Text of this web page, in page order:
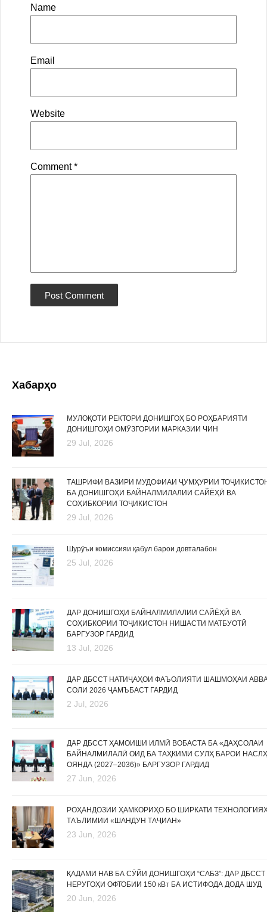
Name
Email
Website
Comment*
Хабарҳо
МУЛОҚОТИ РЕКТОРИ ДОНИШГОҲ БО РОҲБАРИЯТИ
ДОНИШГОҲИ ОМӮЗГОРИИ МАРКАЗИИ ЧИН
29 Jul, 2026
ТАШРИФИ ВАЗИРИ МУДОФИАИ ҶУМҲУРИИ
БА ДОНИШГОҲИ БАЙНАЛМИЛАЛИИ САЙЁҲӢ ВА
СОҲИБКОРИИ ТОҶИКИСТОН
29 Jul, 2026
Шурӯъи комиссияи қабул барои довталабон
25 Jul, 2026
ДАР ДОНИШГОҲИ БАЙНАЛМИЛАЛИИ САЙЁҲӢ ВА
СОҲИБКОРИИ ТОҶИКИСТОН НИШАСТИ МАТБУОТӢ
БАРГУЗОР ГАРДИД
13 Jul, 2026
ДАР ДБССТ НАТИҶАҲОИ ФАЪОЛИЯТИ ШАШМОҲАИ
СОЛИ 2026 ҶАМЪБАСТ ГАРДИД
2 Jul, 2026
ДАР ДБССТ ҲАМОИШИ ИЛМӢ ВОБАСТА БА «ДАҲСОЛАИ
БАЙНАЛМИЛАЛӢ ОИД БА ТАҲКИМИ СУЛҲ БАРОИ
ОЯНДА (2027–2036)» БАРГУЗОР ГАРДИД
27 Jun, 2026
РОҲАНДОЗИИ ҲАМКОРИҲО БО ШИРКАТИ
ТАЪЛИМИИ «ШАНДУН ТАҶИАН»
23 Jun, 2026
ҚАДАМИ НАВ БА СӮЙИ ДОНИШГОҲИ “САБЗ”: ДАР ДБССТ
НЕРУГОҲИ ОФТОБИИ 150 кВт БА ИСТИФОДА ДОДА ШУД
20 Jun, 2026